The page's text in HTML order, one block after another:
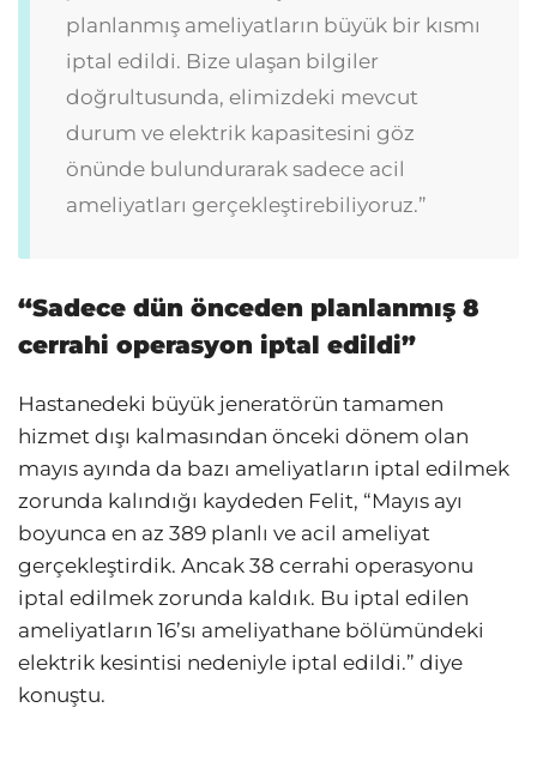
planlanmış ameliyatların büyük bir kısmı
iptal edildi. Bize ulaşan bilgiler
doğrultusunda, elimizdeki mevcut
durum ve elektrik kapasitesini göz
önünde bulundurarak sadece acil
ameliyatları gerçekleştirebiliyoruz.”
“Sadece dün önceden planlanmış 8
cerrahi operasyon iptal edildi”
Hastanedeki büyük jeneratörün tamamen
hizmet dışı kalmasından önceki dönem olan
mayıs ayında da bazı ameliyatların iptal edilmek
zorunda kalındığı kaydeden Felit, “Mayıs ayı
boyunca en az 389 planlı ve acil ameliyat
gerçekleştirdik. Ancak 38 cerrahi operasyonu
iptal edilmek zorunda kaldık. Bu iptal edilen
ameliyatların 16’sı ameliyathane bölümündeki
elektrik kesintisi nedeniyle iptal edildi.” diye
konuştu.